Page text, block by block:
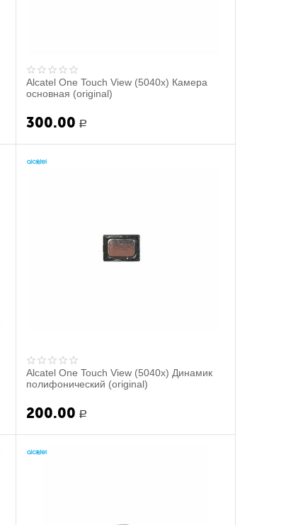
Alcatel One Touch View (5040x) Камера
основная (original)
300.00 Р
Alcatel One Touch View (5040x) Динамик
полифонический (original)
200.00 Р